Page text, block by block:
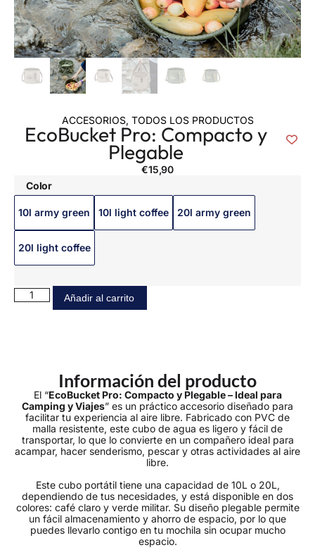
ACCESORIOS, TODOS LOS PRODUCTOS
EcoBucket Pro: Compacto y
Plegable
€15,90
Color
10l army green 10l light coffee 20l army green
20l light coffee
Añadir al carrito
Información del producto
El “EcoBucket Pro: Compacto y Plegable – Ideal para
Camping y Viajes” es un práctico accesorio diseñado para
facilitar tu experiencia al aire libre. Fabricado con PVC de
malla resistente, este cubo de agua es ligero y fácil de
transportar, lo que lo convierte en un compañero ideal para
acampar, hacer senderismo, pescar y otras actividades al aire
libre.
Este cubo portátil tiene una capacidad de 10L o 20L,
dependiendo de tus necesidades, y está disponible en dos
colores: café claro y verde militar. Su diseño plegable permite
un fácil almacenamiento y ahorro de espacio, por lo que
puedes llevarlo contigo en tu mochila sin ocupar mucho
espacio.